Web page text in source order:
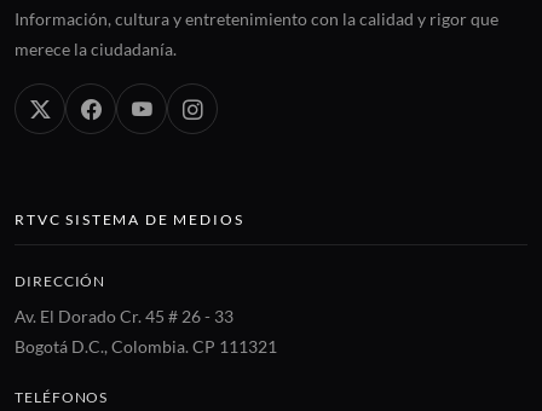
Información, cultura y entretenimiento con la calidad y rigor que
merece la ciudadanía.
RTVC SISTEMA DE MEDIOS
DIRECCIÓN
Av. El Dorado Cr. 45 # 26 - 33
Bogotá D.C., Colombia. CP 111321
TELÉFONOS